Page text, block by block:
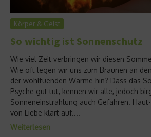
Körper & Geist
So wichtig ist Sonnenschutz
Wie viel Zeit verbringen wir diesen
Wie oft legen wir uns zum Bräunen an
der wohltuenden Wärme hin? Dass das
Psyche gut tut, kennen wir alle, jedoch
Sonneneinstrahlung auch Gefahren.
von Liebe klärt auf....
Weiterlesen